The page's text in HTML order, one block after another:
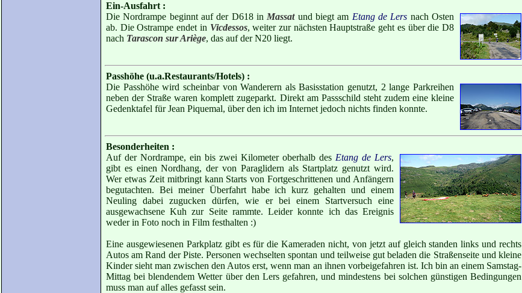
Ein-Ausfahrt :
Die Nordrampe beginnt auf der D618 in Massatund biegt am Etang de Lers nach Osten
ab. Die Ostrampe endet in Vicdessos, weiter zur nächsten Hauptstraße geht es über die D8
nach Tarascon sur Ariège, das auf der N20 liegt.
Passhöhe (u.a.Restaurants/Hotels) :
Die Passhöhe wird scheinbar von Wanderern als Basisstation genutzt, 2 lange Parkreihen
neben der Straße waren komplett zugeparkt. Direkt am Passschild steht zudem eine kleine
Gedenktafel für Jean Piquemal, über den ich im Internet jedoch nichts finden konnte.
Besonderheiten :
Auf der Nordrampe, ein bis zwei Kilometer oberhalb des Etang de Lers,
gibt es einen Nordhang, der von Paraglidern als Startplatz genutzt wird.
Wer etwas Zeit mitbringt kann Starts von Fortgeschrittenen und Anfängern
begutachten. Bei meiner Überfahrt habe ich kurz gehalten und einem
Neuling dabei zugucken dürfen, wie er bei einem Startversuch eine
ausgewachsene Kuh zur Seite rammte. Leider konnte ich das Ereignis
weder in Foto noch in Film festhalten :)
Eine ausgewiesenen Parkplatz gibt es für die Kameraden nicht, von jetzt auf gleich standen links und rechts
Autos am Rand der Piste. Personen wechselten spontan und teilweise gut beladen die Straßenseite und kleine
Kinder sieht man zwischen den Autos erst, wenn man an ihnen vorbeigefahren ist. Ich bin an einem Samstag-
Mittag bei blendendem Wetter über den Lers gefahren, und mindestens bei solchen günstigen Bedingungen
muss man auf alles gefasst sein.